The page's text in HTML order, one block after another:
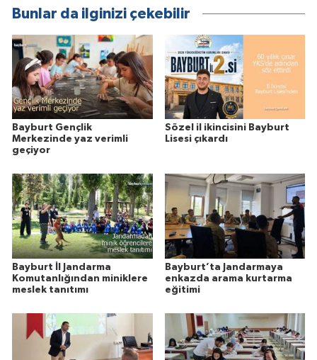
Bunlar da ilginizi çekebilir
Bayburt Gençlik
Merkezinde yaz verimli
geçiyor
Sözel il ikincisini Bayburt
Lisesi çıkardı
Bayburt İl Jandarma
Komutanlığından miniklere
meslek tanıtımı
Bayburt’ta Jandarmaya
enkazda arama kurtarma
eğitimi